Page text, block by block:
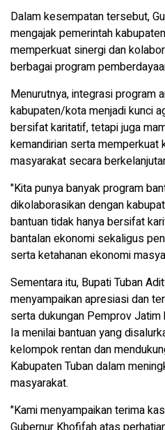
Dalam kesempatan tersebut,
mengajak pemerintah
memperkuat sinergi dan
berbagai program
Menurutnya, integrasi program
kabupaten/kota menjadi kunci
bersifat karitatif, tetapi juga
kemandirian serta memperkuat
masyarakat secara
"Kita punya banyak program
dikolaborasikan dengan
bantuan tidak hanya bersifat
bantalan ekonomi sekaligus
serta ketahanan ekonomi
Sementara itu, Bupati Tuban
menyampaikan apresiasi dan
serta dukungan Pemprov Jatim
Ia menilai bantuan yang
kelompok rentan dan
Kabupaten Tuban dalam
masyarakat.
"Kami menyampaikan terima